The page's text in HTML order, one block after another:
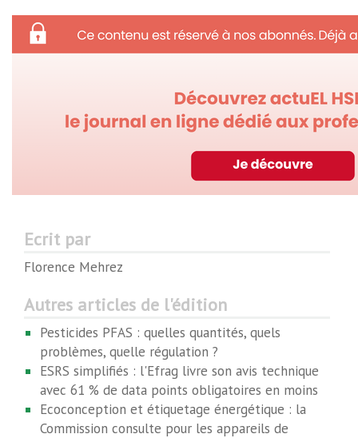
Ecrit par
Florence Mehrez
Autres articles de l'édition
Pesticides PFAS : quelles quantités, quels
problèmes, quelle régulation ?
ESRS simplifiés : l'Efrag livre son avis technique
avec 61 % de data points obligatoires en moins
Ecoconception et étiquetage énergétique : la
Commission consulte pour les appareils de